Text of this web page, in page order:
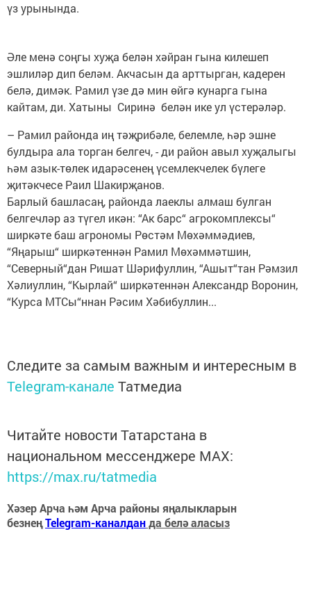
үз урынында.
Әле менә соңгы хуҗа белән хәйран гына килешеп
эшлиләр дип беләм. Акчасын да арттырган, кадерен
белә, димәк. Рамил үзе дә мин өйгә кунарга гына
кайтам, ди. Хатыны Сиринә белән ике ул үстерәләр.
– Рамил районда иң тәҗрибәле, белемле, һәр эшне
булдыра ала торган белгеч, - ди район авыл хуҗалыгы
һәм азык-төлек идарәсенең үсемлекчелек бүлеге
җитәкчесе Раил Шакирҗанов.
Барлый башласаң, районда лаеклы алмаш булган
белгечләр аз түгел икән: “Ак барс“ агрокомплексы“
ширкәте баш агрономы Рөстәм Мөхәммәдиев,
“Яңарыш“ ширкәтеннән Рамил Мөхәммәтшин,
“Северный“дан Ришат Шәрифуллин, “Ашыт“тан Рәмзил
Хәлиуллин, “Кырлай“ ширкәтеннән Александр Воронин,
“Курса МТСы“ннан Рәсим Хәбибуллин...
Следите за самым важным и интересным в
Telegram-канале Татмедиа
Читайте новости Татарстана в
национальном мессенджере MАХ:
https://max.ru/tatmedia
Хәзер Арча һәм Арча районы яңалыкларын
безнеңTelegram-каналданда белә аласыз